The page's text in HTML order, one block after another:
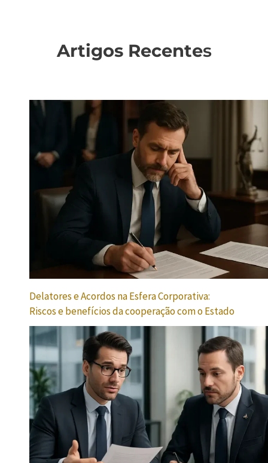
Artigos Recentes
Delatores e Acordos na Esfera Corporativa:
Riscos e benefícios da cooperação com o Estado